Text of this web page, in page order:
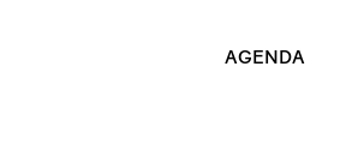
AGENDA